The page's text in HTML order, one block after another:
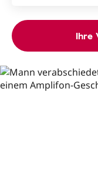
Ihre